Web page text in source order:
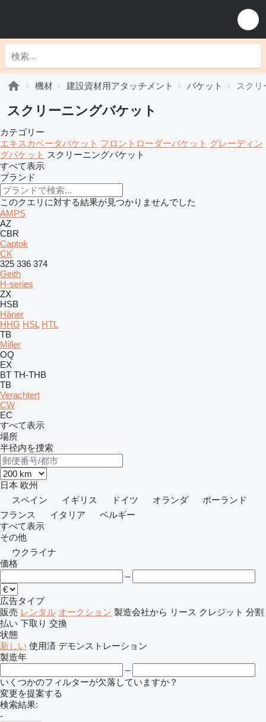
機材 建設資材用アタッチメント バケット スクリ
スクリーニングバケット
カテゴリー
エキスカベータバケット フロントローダーバケット グレーディン
グバケット スクリーニングバケット
すべて表示
ブランド
このクエリに対する結果が見つかりませんでした
AMPS
AZ
CBR
Captok
CK
325 336 374
Geith
H-series
ZX
HSB
Häner
HHG HSL HTL
TB
Miller
OQ
EX
BT TH-THB
TB
Verachtert
CW
EC
すべて表示
場所
半径内を捜索
日本 欧州
スペイン
イギリス ドイツ オランダ
ポーランド
フランス
イタリア
ベルギー
すべて表示
その他
ウクライナ
価格
–
広告タイプ
販売 レンタル オークション 製造会社から リース クレジット 分割
払い 下取り 交換
状態
新しい 使用済 デモンストレーション
製造年
–
いくつかのフィルターが欠落していますか？
変更を提案する
検索結果:
-